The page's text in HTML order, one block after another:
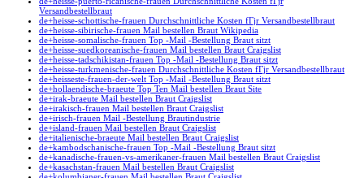
Versandbestellbraut
de+heisse-schottische-frauen Durchschnittliche Kosten fГјr Versandbestellbraut
de+heisse-sibirische-frauen Mail bestellen Braut Wikipedia
de+heisse-somalische-frauen Top -Mail -Bestellung Braut sitzt
de+heisse-suedkoreanische-frauen Mail bestellen Braut Craigslist
de+heisse-tadschikistan-frauen Top -Mail -Bestellung Braut sitzt
de+heisse-turkmenische-frauen Durchschnittliche Kosten fГјr Versandbestellbraut
de+heisseste-frauen-der-welt Top -Mail -Bestellung Braut sitzt
de+hollaendische-braeute Top Ten Mail bestellen Braut Site
de+irak-braeute Mail bestellen Braut Craigslist
de+irakisch-frauen Mail bestellen Braut Craigslist
de+irisch-frauen Mail -Bestellung Brautindustrie
de+island-frauen Mail bestellen Braut Craigslist
de+italienische-braeute Mail bestellen Braut Craigslist
de+kambodschanische-frauen Top -Mail -Bestellung Braut sitzt
de+kanadische-frauen-vs-amerikaner-frauen Mail bestellen Braut Craigslist
de+kasachstan-frauen Mail bestellen Braut Craigslist